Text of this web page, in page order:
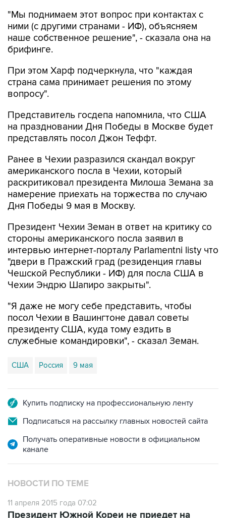
"Мы поднимаем этот вопрос при контактах с
ними (с другими странами - ИФ), объясняем
наше собственное решение", - сказала она на
брифинге.
При этом Харф подчеркнула, что "каждая
страна сама принимает решения по этому
вопросу".
Представитель госдепа напомнила, что США
на праздновании Дня Победы в Москве будет
представлять посол Джон Теффт.
Ранее в Чехии разразился скандал вокруг
американского посла в Чехии, который
раскритиковал президента Милоша Земана за
намерение приехать на торжества по случаю
Дня Победы 9 мая в Москву.
Президент Чехии Земан в ответ на критику со
стороны американского посла заявил в
интервью интернет-порталу Parlamentni listy что
"двери в Пражский град (резиденция главы
Чешской Республики - ИФ) для посла США в
Чехии Эндрю Шапиро закрыты".
"Я даже не могу себе представить, чтобы
посол Чехии в Вашингтоне давал советы
президенту США, куда тому ездить в
служебные командировки", - сказал Земан.
США Россия 9 мая
Купить подписку на профессиональную ленту
Подписаться на рассылку главных новостей сайта
Получать оперативные новости в официальном
канале
НОВОСТИ ПО ТЕМЕ
11 апреля 2015 года 07:02
Президент Южной Кореи не приедет на